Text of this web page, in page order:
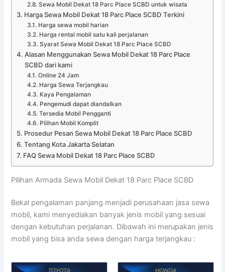
Sewa Mobil Dekat 18 Parc Place SCBD untuk wisata
Harga Sewa Mobil Dekat 18 Parc Place SCBD Terkini
Harga sewa mobil harian
Harga rental mobil satu kali perjalanan
Syarat Sewa Mobil Dekat 18 Parc Place SCBD
Alasan Menggunakan Sewa Mobil Dekat 18 Parc Place
SCBD dari kami
Online 24 Jam
Harga Sewa Terjangkau
Kaya Pengalaman
Pengemudi dapat diandalkan
Tersedia Mobil Pengganti
Pilihan Mobil Komplit
Prosedur Pesan Sewa Mobil Dekat 18 Parc Place SCBD
Tentang Kota Jakarta Selatan
FAQ Sewa Mobil Dekat 18 Parc Place SCBD
Pilihan Armada Sewa Mobil Dekat 18 Parc Place SCBD
Bekal pengalaman panjang menjadi perusahaan jasa sewa
mobil, kami menyediakan banyak jenis mobil yang sesuai
dengan kebutuhan perjalanan. Dibawah ini merupakan jenis
mobil yang bisa anda sewa dengan harga terjangkau :